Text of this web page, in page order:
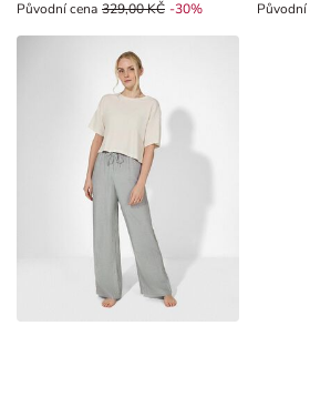
Původní cena 329,00 Kč, Sleva -30%
Původní cena 329,00 KČ -30% Původní